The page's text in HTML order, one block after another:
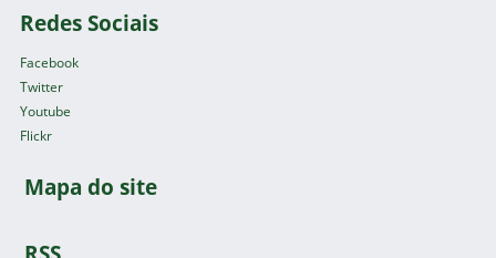
Redes Sociais
Facebook
Twitter
Youtube
Flickr
Mapa do site